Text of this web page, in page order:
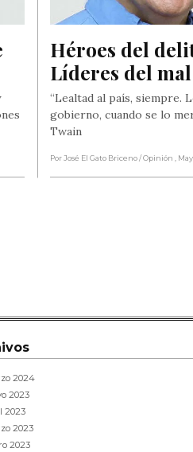
Héroes del
Líderes del mal
“Lealtad al país, siempre.
gobierno, cuando se lo
Twain
Por José El Gato Briceno/ Opinión ,
2024
2023
2023
2023
2023